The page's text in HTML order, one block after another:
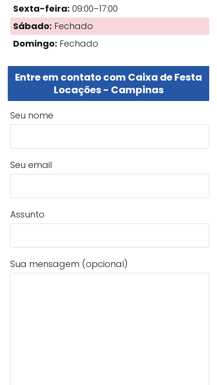
Sexta-feira: 09:00–17:00
Sábado: Fechado
Domingo: Fechado
Entre em contato com Caixa de Festa
Locações - Campinas
Seu nome
Seu email
Assunto
Sua mensagem (opcional)